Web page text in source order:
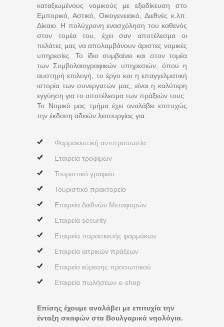
καταξιωμένους νομικούς με εξειδίκευση στο
Εμπορικό, Αστικό, Οικογενειακό, Διεθνές κ.λπ.
Δίκαιο. Η πολύχρονη ενασχόληση του καθενός
στον τομέα του, έχει σαν αποτέλεσμα οι
πελάτες μας να απολαμβάνουν άριστες νομικές
υπηρεσίες. Το ίδιο συμβαίνει και στον τομέα
των Συμβολαιογραφικών υπηρεσιών, όπου η
αυστηρή επιλογή, το έργο και η επαγγελματική
ιστορία των συνεργατών μας, είναι η καλύτερη
εγγύηση για το αποτέλεσμα των πράξεών τους.
Το Νομικό μας τμήμα έχει αναλάβει επιτυχώς
την έκδοση αδειών λειτουργίας για:
Φαρμακευτική αντιπροσωπία
Εταιρεία τροφίμων
Τουριστικό γραφείο
Τουριστικό πρακτορείο
Εταιρεία Διεθνών Μεταφορών
Εταιρεία security
Εταιρεία παρασκευής φαρμάκων
Εταιρεία ιατρικών πράξεων
Εταιρεία εύρεσης προσωπικού
Εταιρεία πωλήσεων e-shop
Επίσης έχουμε αναλάβει με επιτυχία την
ένταξη σκαφών στα Βουλγαρικά νηολόγια.